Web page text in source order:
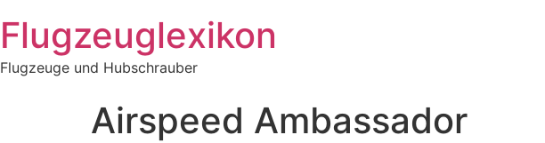
Inhalt
springen
Flugzeuglexikon
Flugzeuge und Hubschrauber
Airspeed Ambassador